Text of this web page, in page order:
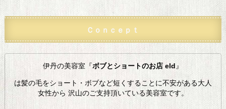
Ｃｏｎｃｅｐｔ
伊丹の美容室『ボブとショートのお店 eld 』
は髪の毛をショート・ボブなど短くすることに不安がある大人
女性から 沢山のご支持頂いている美容室です。